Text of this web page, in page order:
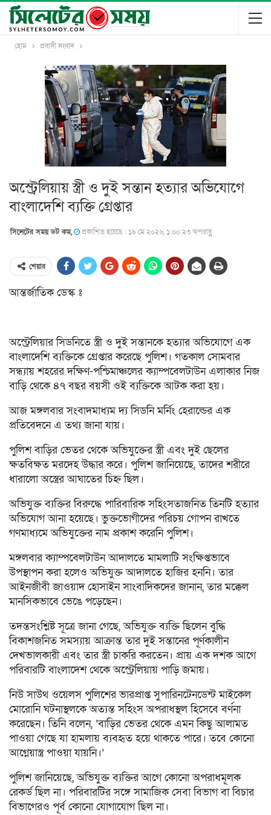
হোম প্রবাসী সংবাদ
অস্ট্রেলিয়ায় স্ত্রী ও দুই সন্তান হত্যার অভিযোগে
বাংলাদেশি ব্যক্তি গ্রেপ্তার
সিলেটের সময় ডট কম, প্রকাশিত হয়েছে : ১৯ মে ২০২৬, ১:০০:২৩ অপরাহ্ণ
শেয়ার
আন্তর্জাতিক ডেস্ক ঃ
অস্ট্রেলিয়ার সিডনিতে স্ত্রী ও দুই সন্তানকে হত্যার অভিযোগে এক
বাংলাদেশি ব্যক্তিকে গ্রেপ্তার করেছে পুলিশ। গতকাল সোমবার
সন্ধ্যায় শহরের দক্ষিণ-পশ্চিমাঞ্চলের ক্যাম্পবেলটাউন এলাকার নিজ
বাড়ি থেকে ৪৭ বছর বয়সী ওই ব্যক্তিকে আটক করা হয়।
আজ মঙ্গলবার সংবাদমাধ্যম দ্য সিডনি মর্নিং হেরাল্ডের এক
প্রতিবেদনে এ তথ্য জানা যায়।
পুলিশ বাড়ির ভেতর থেকে অভিযুক্তের স্ত্রী এবং দুই ছেলের
ক্ষতবিক্ষত মরদেহ উদ্ধার করে। পুলিশ জানিয়েছে, তাদের শরীরে
ধারালো অস্ত্রের আঘাতের চিহ্ন ছিল।
অভিযুক্ত ব্যক্তির বিরুদ্ধে পারিবারিক সহিংসতাজনিত তিনটি হত্যার
অভিযোগ আনা হয়েছে। ভুক্তভোগীদের পরিচয় গোপন রাখতে
গণমাধ্যমে অভিযুক্তের নাম প্রকাশ করেনি পুলিশ।
মঙ্গলবার ক্যাম্পবেলটাউন আদালতে মামলাটি সংক্ষিপ্তভাবে
উপস্থাপন করা হলেও অভিযুক্ত আদালতে হাজির হননি। তার
আইনজীবী জাওয়াদ হোসাইন সাংবাদিকদের জানান, তার মক্কেল
মানসিকভাবে ভেঙে পড়েছেন।
তদন্তসংশ্লিষ্ট সূত্রে জানা গেছে, অভিযুক্ত ব্যক্তি ছিলেন বুদ্ধি
বিকাশজনিত সমস্যায় আক্রান্ত তার দুই সন্তানের পূর্ণকালীন
দেখভালকারী এবং তার স্ত্রী চাকরি করতেন। প্রায় এক দশক আগে
পরিবারটি বাংলাদেশ থেকে অস্ট্রেলিয়ায় পাড়ি জমায়।
নিউ সাউথ ওয়েলস পুলিশের ভারপ্রাপ্ত সুপারিনটেনডেন্ট মাইকেল
মোরোনি ঘটনাস্থলকে অত্যন্ত সহিংস অপরাধস্থল হিসেবে বর্ণনা
করেছেন। তিনি বলেন, ‘বাড়ির ভেতর থেকে এমন কিছু আলামত
পাওয়া গেছে যা হামলায় ব্যবহৃত হয়ে থাকতে পারে। তবে কোনো
আগ্নেয়াস্ত্র পাওয়া যায়নি।’
পুলিশ জানিয়েছে, অভিযুক্ত ব্যক্তির আগে কোনো অপরাধমূলক
রেকর্ড ছিল না। পরিবারটির সঙ্গে সামাজিক সেবা বিভাগ বা বিচার
বিভাগেরও পূর্ব কোনো যোগাযোগ ছিল না।